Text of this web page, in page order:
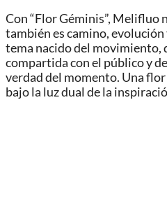
Con “Flor Géminis”, Melifluo
también es camino,
tema nacido del movimiento,
compartida con el público y
verdad del momento. Una
bajo la luz dual de la